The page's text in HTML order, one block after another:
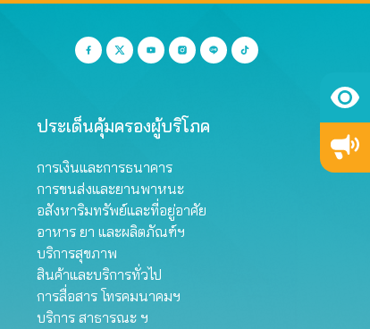
ประเด็นคุ้มครองผู้บริโภค
การเงินและการธนาคาร
การขนส่งและยานพาหนะ
อสังหาริมทรัพย์และที่อยู่อาศัย
อาหาร ยา และผลิตภัณฑ์ฯ
บริการสุขภาพ
สินค้าและบริการทั่วไป
การสื่อสาร โทรคมนาคมฯ
บริการ สาธารณะ ฯ